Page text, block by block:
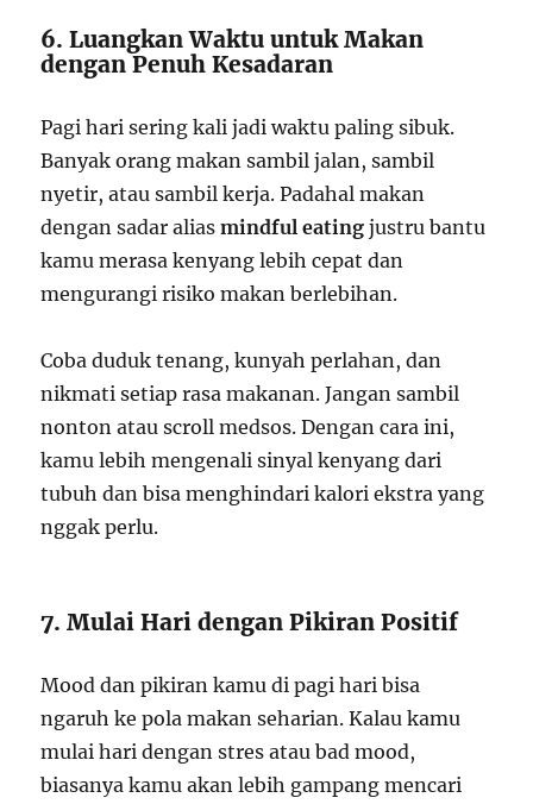
6. Luangkan Waktu untuk Makan
dengan Penuh Kesadaran
Pagi hari sering kali jadi waktu paling sibuk.
Banyak orang makan sambil jalan, sambil
nyetir, atau sambil kerja. Padahal makan
dengan sadar aliasmindful eating justru bantu
kamu merasa kenyang lebih cepat dan
mengurangi risiko makan berlebihan.
Coba duduk tenang, kunyah perlahan, dan
nikmati setiap rasa makanan. Jangan sambil
nonton atau scroll medsos. Dengan cara ini,
kamu lebih mengenali sinyal kenyang dari
tubuh dan bisa menghindari kalori ekstra yang
nggak perlu.
7. Mulai Hari dengan Pikiran Positif
Mood dan pikiran kamu di pagi hari bisa
ngaruh ke pola makan seharian. Kalau kamu
mulai hari dengan stres atau bad mood,
biasanya kamu akan lebih gampang mencari